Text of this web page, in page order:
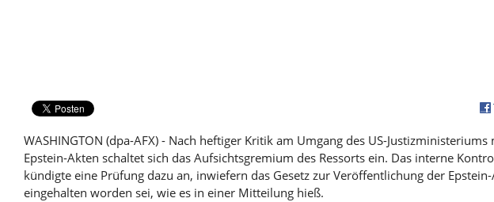
WASHINGTON (dpa-AFX) - Nach heftiger Kritik am Umgang des US-Justizministeriums
Epstein-Akten schaltet sich das Aufsichtsgremium des Ressorts ein. Das interne
kündigte eine Prüfung dazu an, inwiefern das Gesetz zur Veröffentlichung der
eingehalten worden sei, wie es in einer Mitteilung hieß.